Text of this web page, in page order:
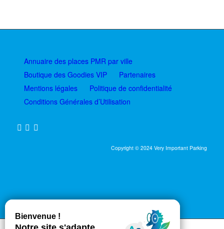
Annuaire des places PMR par ville
Boutique des Goodies VIP
Partenaires
Mentions légales
Politique de confidentialité
Conditions Générales d’Utilisation
Copyright © 2024 Very Important Parking